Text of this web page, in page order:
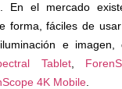
En el mercado
forma, fáciles de
e imagen,
Tablet,
4K Mobile.